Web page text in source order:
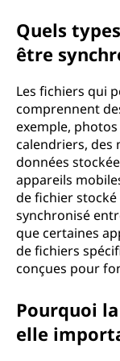
Quels
être
Les fichiers qui
comprennent
exemple,
calendriers, des
données
appareils
de fichier
synchronisé
que certaines
de fichiers
conçues pour
Pourquoi
elle